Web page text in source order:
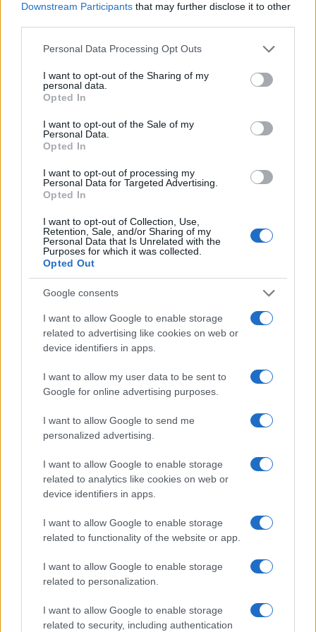
Downstream Participants that may further disclose it to other
Please note that this website/app uses one or more Google
not limited to your visit or usage behaviour. You may click to
grant or deny consent to Google and its third-party tags to
use your data for below specified purposes in below Google
consent section.
Personal Data Processing Opt Outs
I want to opt-out of the Sharing of my
personal data.
Opted In
I want to opt-out of the Sale of my
Personal Data.
Opted In
I want to opt-out of processing my
Personal Data for Targeted Advertising.
Opted In
I want to opt-out of Collection, Use,
Retention, Sale, and/or Sharing of my
Personal Data that Is Unrelated with the
Purposes for which it was collected.
Opted Out
Google consents
I want to allow Google to enable storage
related to advertising like cookies on web or
device identifiers in apps.
I want to allow my user data to be sent to
Google for online advertising purposes.
I want to allow Google to send me
personalized advertising.
I want to allow Google to enable storage
related to analytics like cookies on web or
device identifiers in apps.
I want to allow Google to enable storage
related to functionality of the website or app.
I want to allow Google to enable storage
related to personalization.
I want to allow Google to enable storage
related to security, including authentication
munkáim mind hozzá is adnak a költészetemhez, inspirálnak.
Az életem eseményei, tapasztalatai később a verseimben is
fel-felbukkannak. Legutóbbi kötetem, az
Ami kék lesz
konkrét eseményekhez, inkább barangolás egy belső, költői
világban, amiben épp jól érzem magam.
Az utóbbi időben a fotózás is bejött a képbe mint
önkifejezési forma. Ez hogyan kezdődött?
Hatéves a kutyánk, Szifon, egy koromfekete belga griffon.
istennek sem sikerült. Először elkezdtem utánaolvasni, mit
hogyan kellene csinálni a fényekkel, beállításokkal, aztán
fényképezésbe, hogy fotósiskolába is beiratkoztam. A
rendezvény- vagy portréfotózásom, amiért fizettek, nem ez
dominál. Valójában a hobbimat szeretném profibban csinálni,
ezért foglalkozom vele sokat. Míg az írás hosszú alkotói